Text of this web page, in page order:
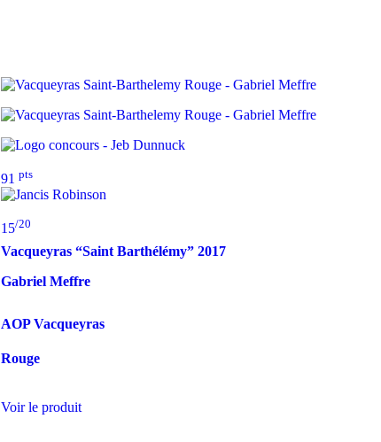
91 pts
15/20
Vacqueyras “Saint Barthélémy” 2017
Gabriel Meffre
AOP Vacqueyras
Rouge
Voir le produit